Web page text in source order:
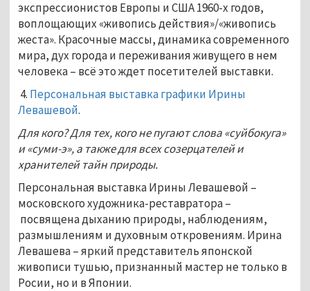
экспрессионистов Европы и США 1960-х годов,
воплощающих «живопись действия»/«живопись
жеста». Красочные массы, динамика современного
мира, дух города и переживания живущего в нем
человека – всё это ждет посетителей выставки.
4. Персональная выставка графики Ирины
Левашевой.
Для кого? Для тех, кого не пугают слова «суйбокуга»
и «суми-э», а также для всех созерцателей и
хранителей тайн природы.
Персональная выставка Ирины Левашевой –
московского художника-реставратора –
посвящена дыханию природы, наблюдениям,
размышлениям и духовным откровениям. Ирина
Левашева – яркий представитель японской
живописи тушью, признанный мастер не только в
Росии, но и в Японии.